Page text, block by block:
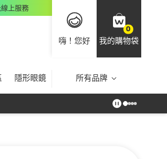
上服務
嗨！您好
0
我的購物袋
隱形眼鏡 所有品牌